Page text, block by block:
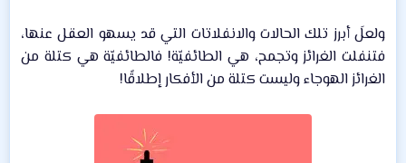
ولعلَ أبرز تلك الحالات والانفلاتات التي قد يسهو العقل عنها،
فتنفلت الغرائز وتجمح، هي الطائفيّة! فالطائفيّة هي كتلة من
الغرائز الهوجاء وليست كتلة من الأفكار إطلاقًا!​